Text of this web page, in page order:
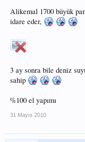
Alikemal 1700 büyük
idare eder,
3 ay sonra bile deniz
sahip
%100 el yapımı
31 Mayıs 2010